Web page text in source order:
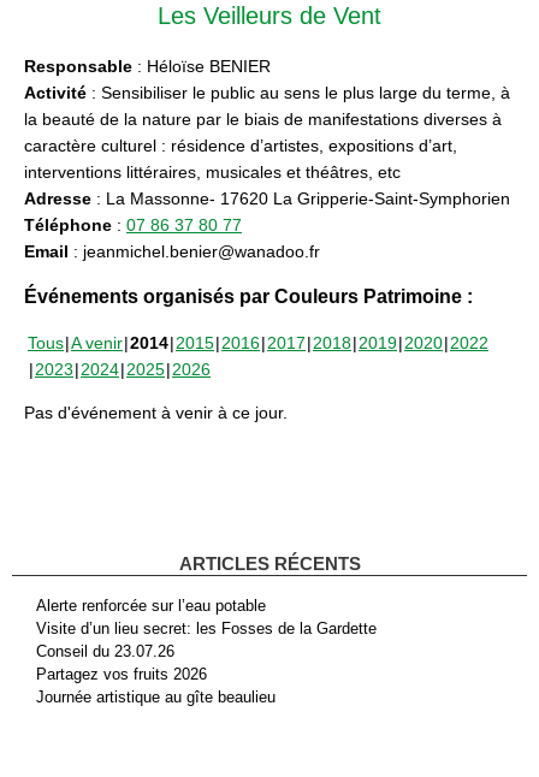
Les Veilleurs de Vent
Responsable : Héloïse BENIER
Activité : Sensibiliser le public au sens le plus large du terme, à
la beauté de la nature par le biais de manifestations diverses à
caractère culturel : résidence d’artistes, expositions d’art,
interventions littéraires, musicales et théâtres, etc
Adresse : La Massonne- 17620 La Gripperie-Saint-Symphorien
Téléphone : 07 86 37 80 77
Email : jeanmichel.benier@wanadoo.fr
Événements organisés par Couleurs Patrimoine :
Tous A venir 2014 2015 2016 2017 2018 2019 2020 2022
2023 2024 2025 2026
Pas d'événement à venir à ce jour.
ARTICLES RÉCENTS
Alerte renforcée sur l’eau potable
Visite d’un lieu secret: les Fosses de la Gardette
Conseil du 23.07.26
Partagez vos fruits 2026
Journée artistique au gîte beaulieu